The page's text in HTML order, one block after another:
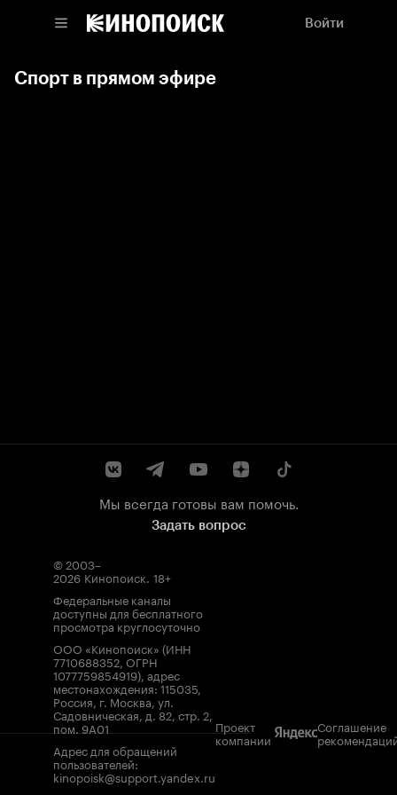
Войти
Спорт в прямом эфире
Мы всегда готовы вам помочь.
Задать вопрос
© 2003–
2026 Кинопоиск. 18+
Федеральные каналы
доступны для бесплатного
просмотра круглосуточно
ООО «Кинопоиск» (ИНН
7710688352, ОГРН
1077759854919), адрес
местонахождения: 115035,
Россия, г. Москва, ул.
Садовническая, д. 82, стр. 2,
пом. 9А01
Адрес для обращений
пользователей:
kinopoisk@support.yandex.ru
Проект
компании
Соглашение